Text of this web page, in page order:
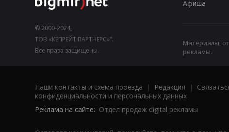
© 2000-2024,
ТОВ «КЕПРЕЙТ ПАРТНЕРС»".
Все права защищены.
Афиша
Материалы,
рекламы.
Наши контакты и схема проезда | Редакция |
конфиденциальности и персональных данных
Реклама на сайте: Отдел продаж digital рекламы